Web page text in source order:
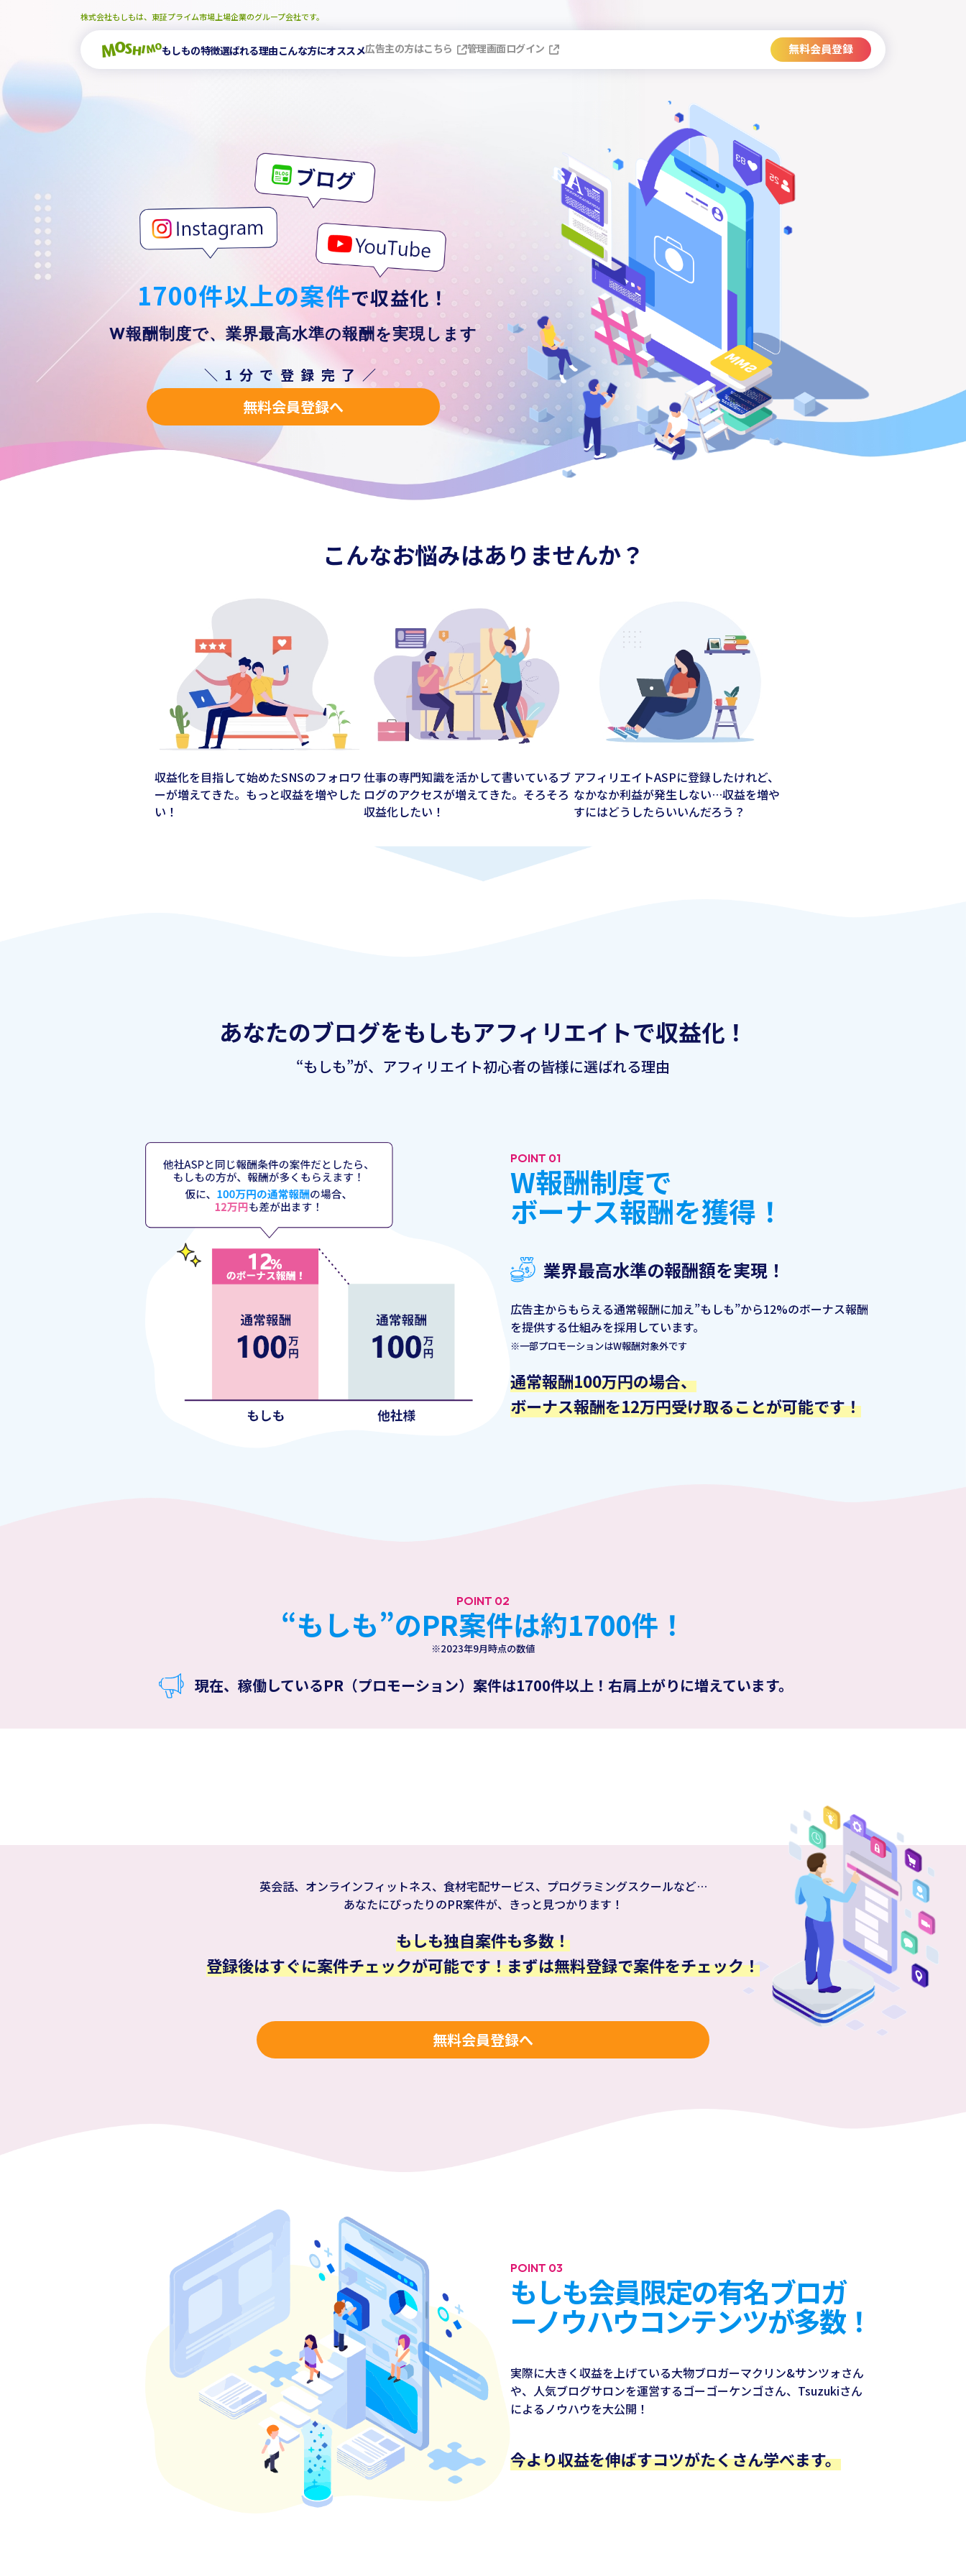
もしもの特徴選ばれる理由こんな方にオススメ広告主の方はこちら 管理画面ログイン 無料会員登録
株式会社もしもは、東証プライム市場上場企業のグループ会社です。
1700件以上の案件で収益化！
W報酬制度で、 業界最高水準の報酬を実現します
＼1分で登録完了／
無料会員登録へ
こんなお悩みはありませんか？
収益化を目指して始めたSNSのフォロワ
ーが増えてきた。もっと収益を増やした
い！
仕事の専門知識を活かして書いているブ
ログのアクセスが増えてきた。そろそろ
収益化したい！
アフィリエイトASPに登録したけれど、
なかなか利益が発生しない…収益を増や
すにはどうしたらいいんだろう？
あなたのブログをもしもアフィリエイトで収益化！
“もしも”が、アフィリエイト初心者の皆様に選ばれる理由
POINT 01
W報酬制度で
ボーナス報酬を獲得！
業界最高水準の報酬額を実現！
広告主からもらえる通常報酬に加え”もしも”から12%のボーナス報酬
を提供する仕組みを採用しています。
※一部プロモーションはW報酬対象外です
通常報酬100万円の場合、
ボーナス報酬を12万円受け取ることが可能です！
POINT 02
“もしも”のPR案件は約1700件！
※2023年9月時点の数値
現在、稼働しているPR（プロモーション）案件は1700件以上！右肩上がりに増えています。
英会話、オンラインフィットネス、食材宅配サービス、プログラミングスクールなど…
あなたにぴったりのPR案件が、きっと見つかります！
もしも独自案件も多数！
登録後はすぐに案件チェックが可能です！まずは無料登録で案件をチェック！
無料会員登録へ
POINT 03
もしも会員限定の有名ブロガ
ーノウハウコンテンツが多数！
実際に大きく収益を上げている大物ブロガーマクリン&サンツォさん
や、人気ブログサロンを運営するゴーゴーケンゴさん、Tsuzukiさん
によるノウハウを大公開！
今より収益を伸ばすコツがたくさん学べます。